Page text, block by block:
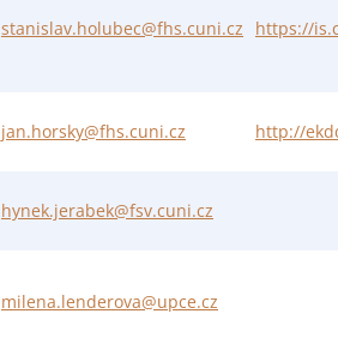
stanislav.holubec@fhs.cuni.cz https://
jan.horsky@fhs.cuni.cz http://
hynek.jerabek@fsv.cuni.cz
milena.lenderova@upce.cz